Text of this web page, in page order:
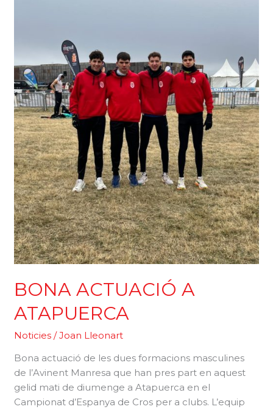
BONA ACTUACIÓ A
ATAPUERCA
Noticies /Joan Lleonart
Bona actuació de les dues formacions masculines
de l’Avinent Manresa que han pres part en aquest
gelid mati de diumenge a Atapuerca en el
Campionat d’Espanya de Cros per a clubs. L’equip